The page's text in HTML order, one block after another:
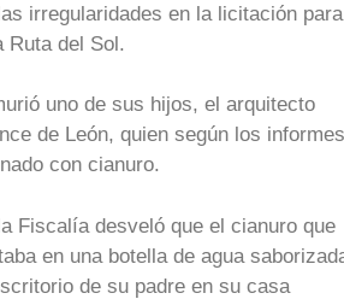
irregularidades en la licitación para
Ruta del Sol.
uno de sus hijos, el arquitecto
de León, quien según los informes
con cianuro.
Fiscalía desveló que el cianuro que
en una botella de agua
de su padre en su casa